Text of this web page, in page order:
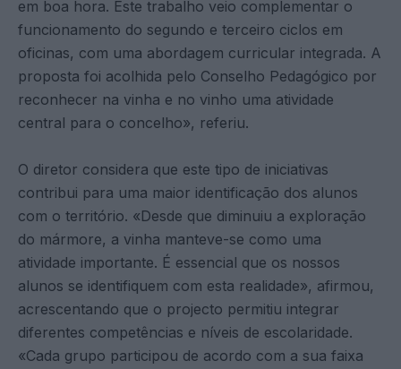
em boa hora. Este trabalho veio complementar o
funcionamento do segundo e terceiro ciclos em
oficinas, com uma abordagem curricular integrada. A
proposta foi acolhida pelo Conselho Pedagógico por
reconhecer na vinha e no vinho uma atividade
central para o concelho», referiu.
O diretor considera que este tipo de iniciativas
contribui para uma maior identificação dos alunos
com o território. «Desde que diminuiu a exploração
do mármore, a vinha manteve-se como uma
atividade importante. É essencial que os nossos
alunos se identifiquem com esta realidade», afirmou,
acrescentando que o projecto permitiu integrar
diferentes competências e níveis de escolaridade.
«Cada grupo participou de acordo com a sua faixa